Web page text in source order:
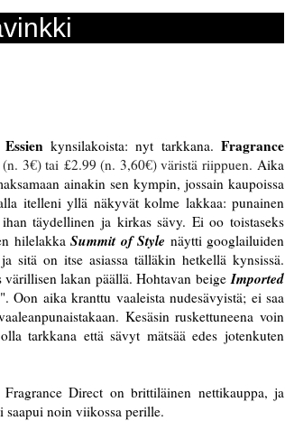
Essien kynsilakoista: nyt tarkkana.Fragrance
3€) tai £2.99 (n. 3,60€) väristä riippuen. Aika
ainakin sen kympin, jossain kaupoissa
itelleni yllä näkyvät kolme lakkaa: punainen
täydellinen ja kirkas sävy. Ei oo toistaseks
hilelakka Summit of Style näytti googlailuiden
sitä on itse asiassa tälläkin hetkellä kynsissä.
lakan päällä. Hohtavan beige Imported
Oon aika kranttu vaaleista nudesävyistä; ei saa
Kesäsin ruskettuneena voin
tarkkana että sävyt mätsää edes jotenkuten
Fragrance Direct on brittiläinen nettikauppa, ja
saapui noin viikossa perille.